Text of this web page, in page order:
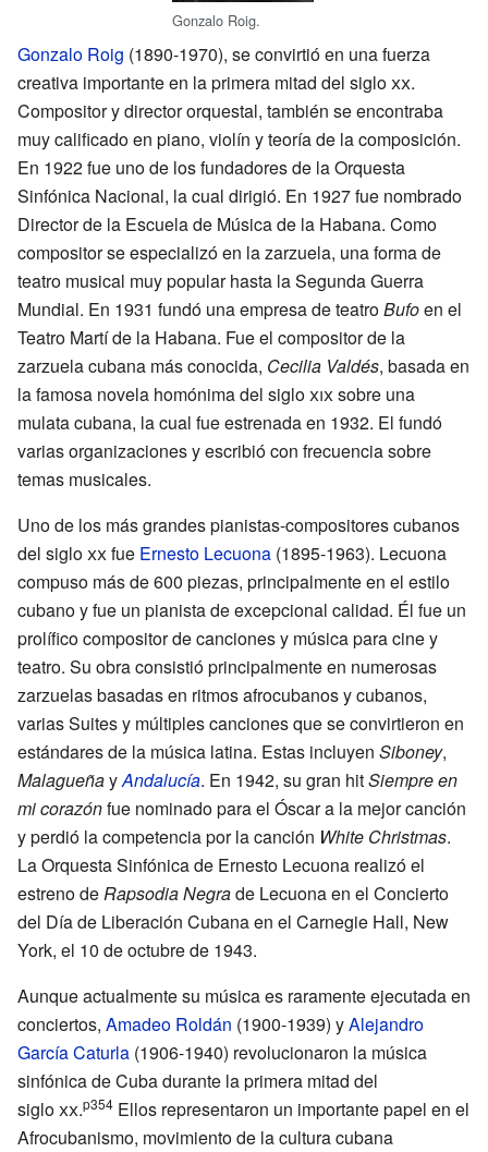
Gonzalo Roig.
Gonzalo Roig (1890-1970), se convirtió en una fuerza
creativa importante en la primera mitad del sigloxx.
Compositor y director orquestal, también se encontraba
muy calificado en piano, violín y teoría de la composición.
En 1922 fue uno de los fundadores de la Orquesta
Sinfónica Nacional, la cual dirigió. En 1927 fue nombrado
Director de la Escuela de Música de la Habana. Como
compositor se especializó en la zarzuela, una forma de
teatro musical muy popular hasta la Segunda Guerra
Mundial. En 1931 fundó una empresa de teatroBufoen el
Teatro Martí de la Habana. Fue el compositor de la
zarzuela cubana más conocida, Cecilia Valdés, basada en
la famosa novela homónima del sigloxixsobre una
mulata cubana, la cual fue estrenada en 1932. El fundó
varias organizaciones y escribió con frecuencia sobre
temas musicales.
Uno de los más grandes pianistas-compositores cubanos
del sigloxxfue Ernesto Lecuona (1895-1963). Lecuona
compuso más de 600 piezas, principalmente en el estilo
cubano y fue un pianista de excepcional calidad. Él fue un
prolífico compositor de canciones y música para cine y
teatro. Su obra consistió principalmente en numerosas
zarzuelas basadas en ritmos afrocubanos y cubanos,
varias Suites y múltiples canciones que se convirtieron en
estándares de la música latina. Estas incluyen Siboney,
MalagueñayAndalucía. En 1942, su gran hitSiempre en
mi corazónfue nominado para el Óscar a la mejor canción
y perdió la competencia por la canción White Christmas.
La Orquesta Sinfónica de Ernesto Lecuona realizó el
estreno deRapsodia Negrade Lecuona en el Concierto
del Día de Liberación Cubana en el Carnegie Hall, New
York, el 10 de octubre de 1943.
Aunque actualmente su música es raramente ejecutada en
conciertos, Amadeo Roldán (1900-1939) yAlejandro
García Caturla (1906-1940) revolucionaron la música
sinfónica de Cuba durante la primera mitad del
sigloxx.p354 Ellos representaron un importante papel en el
Afrocubanismo, movimiento de la cultura cubana